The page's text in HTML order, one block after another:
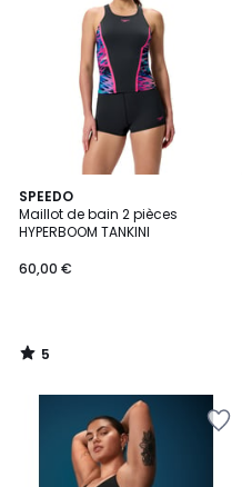
SPEEDO
Maillot de bain 2 pièces
HYPERBOOM TANKINI
60,00 €
5
/
5
5
/